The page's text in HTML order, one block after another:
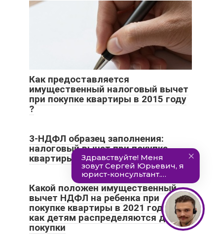
Как предоставляется
имущественный налоговый вычет
при покупке квартиры в 2015 году
?
3-НДФЛ образец заполнения:
налоговый вычет при покупке
квартиры 2021
Какой положен имущественный
вычет НДФЛ на ребенка при
покупке квартиры в 2021 году и
как детям распределяются доли с
покупки